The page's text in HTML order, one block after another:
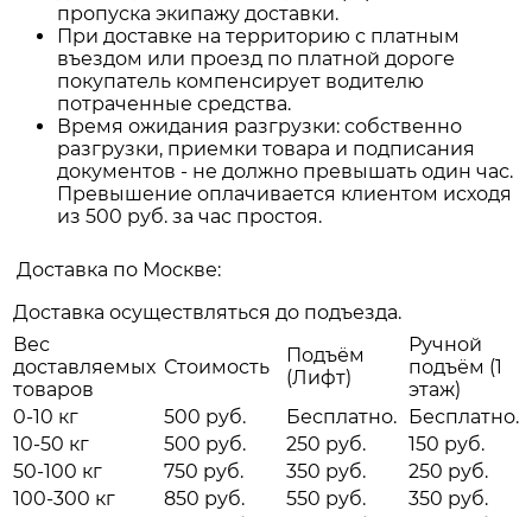
пропуска экипажу доставки.
При доставке на территорию с платным
въездом или проезд по платной дороге
покупатель компенсирует водителю
потраченные средства.
Время ожидания разгрузки: собственно
разгрузки, приемки товара и подписания
документов - не должно превышать один час.
Превышение оплачивается клиентом исходя
из 500 руб. за час простоя.
Доставка по Москве:
Доставка осуществляться до подъезда.
Вес
доставляемых
товаров
Стоимость
Подъём
(Лифт)
Ручной
подъём (1
этаж)
0-10 кг
500 руб. Бесплатно.
Бесплатно.
10-50 кг
500 руб. 250 руб.
150 руб.
50-100 кг
750 руб. 350 руб.
250 руб.
100-300 кг
850 руб. 550 руб.
350 руб.